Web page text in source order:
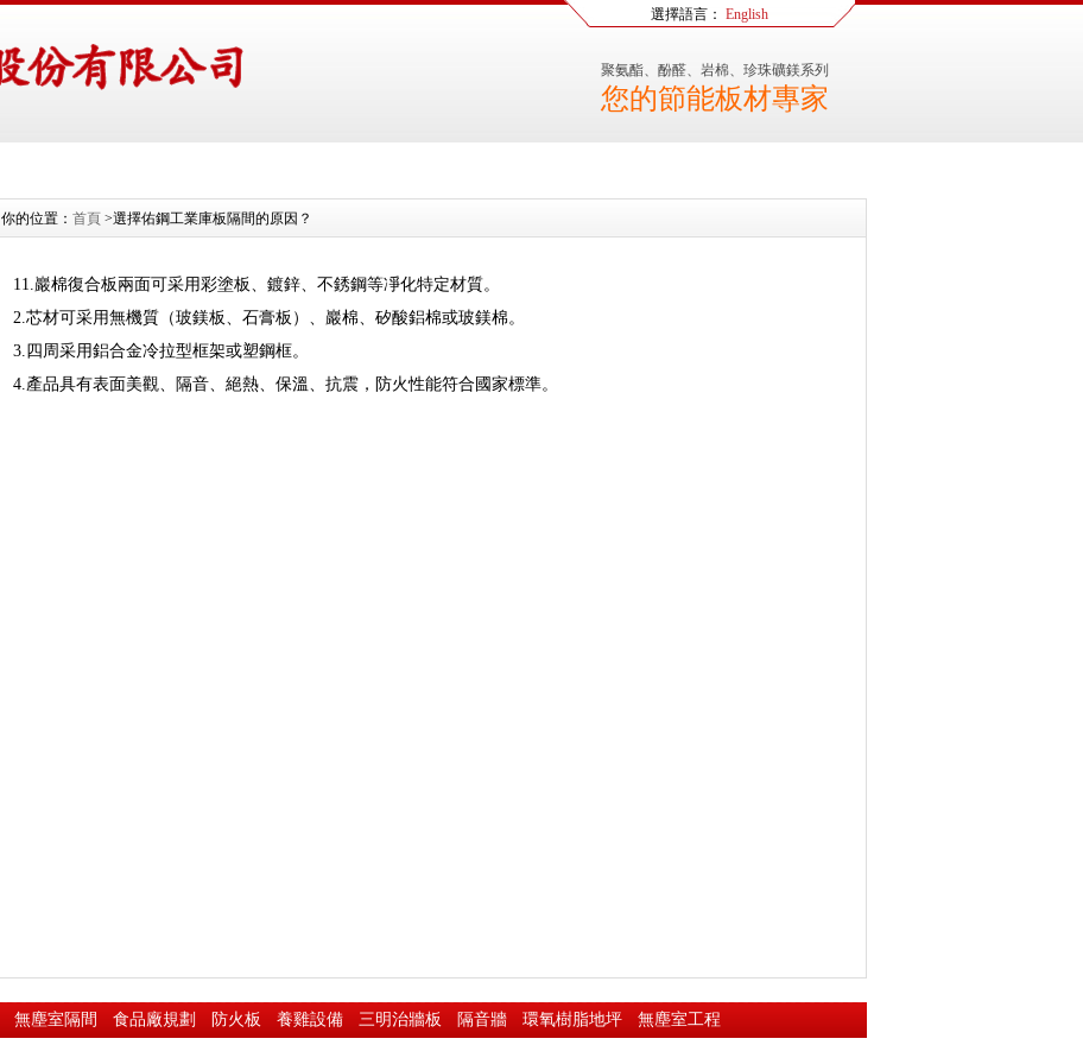
選擇語言： English
聚氨酯、酚醛、岩棉、珍珠礦鎂系列
您的節能板材專家
你的位置： 首頁 >選擇佑鋼工業庫板隔間的原因？
11.巖棉復合板兩面可采用彩塗板、鍍鋅、不銹鋼等凈化特定材質。
2.芯材可采用無機質（玻鎂板、石膏板）、巖棉、矽酸鋁棉或玻鎂棉。
3.四周采用鋁合金冷拉型框架或塑鋼框。
4.產品具有表面美觀、隔音、絕熱、保溫、抗震，防火性能符合國家標準。
無塵室隔間 食品廠規劃 防火板 養雞設備 三明治牆板 隔音牆 環氧樹脂地坪 無塵室工程